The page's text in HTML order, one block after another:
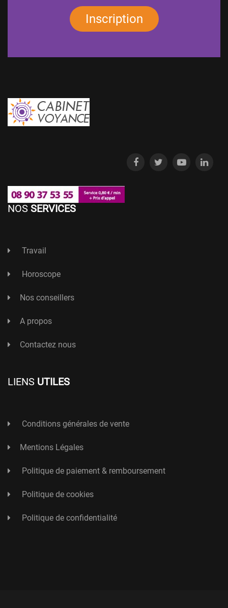
Inscription
NOS SERVICES
Travail
Horoscope
Nos conseillers
A propos
Contactez nous
LIENS UTILES
Conditions générales de vente
Mentions Légales
Politique de paiement & remboursement
Politique de cookies
Politique de confidentialité